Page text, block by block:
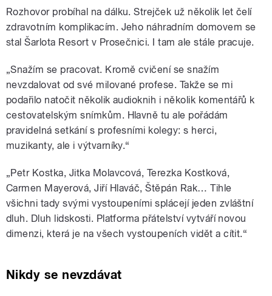
Rozhovor probíhal na dálku. Strejček už několik let čelí
zdravotním komplikacím. Jeho náhradním domovem se
stal Šarlota Resort v Prosečnici. I tam ale stále pracuje.
„Snažím se pracovat. Kromě cvičení se snažím
nevzdalovat od své milované profese. Takže se mi
podařilo natočit několik audioknih i několik komentářů k
cestovatelským snímkům. Hlavně tu ale pořádám
pravidelná setkání s profesními kolegy: s herci,
muzikanty, ale i výtvarníky.“
„Petr Kostka, Jitka Molavcová, Terezka Kostková,
Carmen Mayerová, Jiří Hlaváč, Štěpán Rak… Tihle
všichni tady svými vystoupeními splácejí jeden zvláštní
dluh. Dluh lidskosti. Platforma přátelství vytváří novou
dimenzi, která je na všech vystoupeních vidět a cítit.“
Nikdy se nevzdávat